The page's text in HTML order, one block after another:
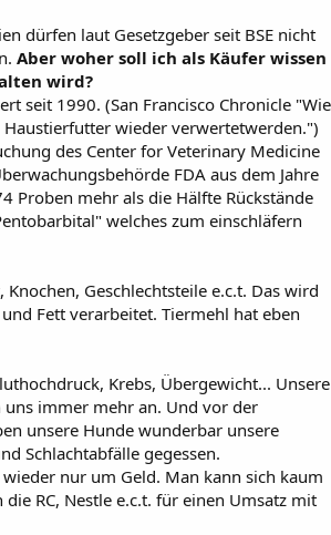
dürfen laut Gesetzgeber seit BSE nicht
Aber woher soll ich als Käufer wissen
wird?
seit 1990. (San Francisco Chronicle "Wie
Haustierfutter wieder verwertetwerden.")
des Center for Veterinary Medicine
FDA aus dem Jahre
Proben mehr als die Hälfte Rückstände
welches zum einschläfern
Geschlechtsteile e.c.t. Das wird
Fett verarbeitet. Tiermehl hat eben
Krebs, Übergewicht... Unsere
uns immer mehr an. Und vor der
unsere Hunde wunderbar unsere
Schlachtabfälle gegessen.
nur um Geld. Man kann sich kaum
RC, Nestle e.c.t. für einen Umsatz mit